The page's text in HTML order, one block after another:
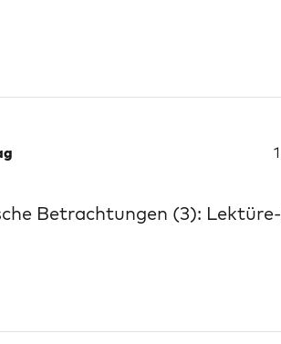
Betrachtungen (3):